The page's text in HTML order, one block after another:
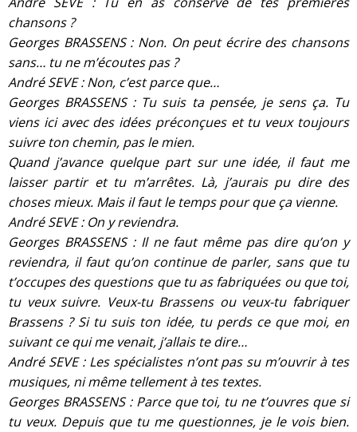
chansons ?
Georges BRASSENS : Non. On peut écrire des chansons
sans… tu ne m’écoutes pas ?
André SEVE : Non, c’est parce que…
Georges BRASSENS : Tu suis ta pensée, je sens ça. Tu
viens ici avec des idées préconçues et tu veux toujours
suivre ton chemin, pas le mien.
Quand j’avance quelque part sur une idée, il faut me
laisser partir et tu m’arrêtes. Là, j’aurais pu dire des
choses mieux. Mais il faut le temps pour que ça vienne.
André SEVE : On y reviendra.
Georges BRASSENS : Il ne faut même pas dire qu’on y
reviendra, il faut qu’on continue de parler, sans que tu
t’occupes des questions que tu as fabriquées ou que toi,
tu veux suivre. Veux-tu Brassens ou veux-tu fabriquer
Brassens ? Si tu suis ton idée, tu perds ce que moi, en
suivant ce qui me venait, j’allais te dire…
André SEVE : Les spécialistes n’ont pas su m’ouvrir à tes
musiques, ni même tellement à tes textes.
Georges BRASSENS : Parce que toi, tu ne t’ouvres que si
tu veux. Depuis que tu me questionnes, je le vois bien.